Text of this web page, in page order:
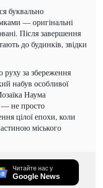
буквально
— оригінальні
Після завершення
до будинків, звідки
руху за збереження
набув особливої
Наума
— не просто
цілої епохи, коли
міського
Читайте нас у
Google News